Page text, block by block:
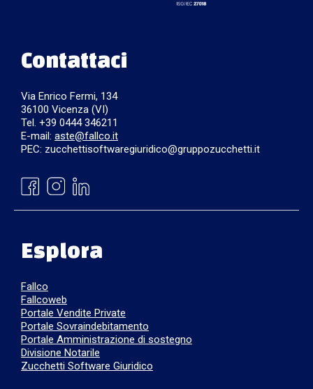
Contattaci
Via Enrico Fermi, 134
36100 Vicenza (VI)
Tel. +39 0444 346211
E-mail: aste@fallco.it
PEC: zucchettisoftwaregiuridico@gruppozucchetti.it
Esplora
Fallco
Fallcoweb
Portale Vendite Private
Portale Sovraindebitamento
Portale Amministrazione di sostegno
Divisione Notarile
Zucchetti Software Giuridico